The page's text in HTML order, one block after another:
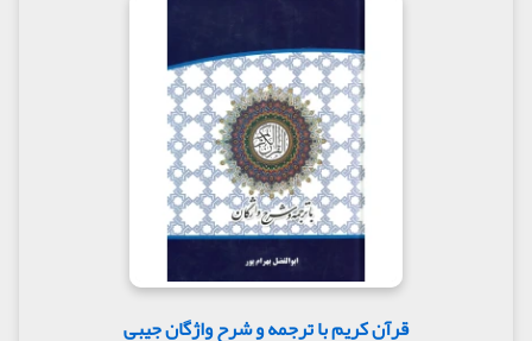
قرآن کریم با ترجمه و شرح واژگان جیبی